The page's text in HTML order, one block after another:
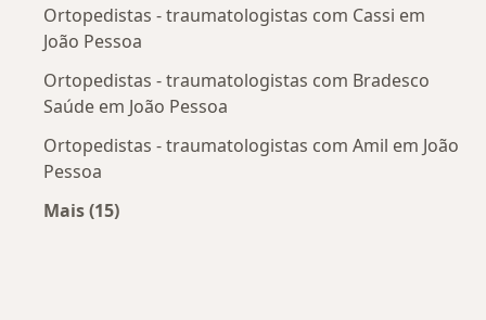
Ortopedistas - traumatologistas com Cassi em
João Pessoa
Ortopedistas - traumatologistas com Bradesco
Saúde em João Pessoa
Ortopedistas - traumatologistas com Amil em João
Pessoa
Mais (15)